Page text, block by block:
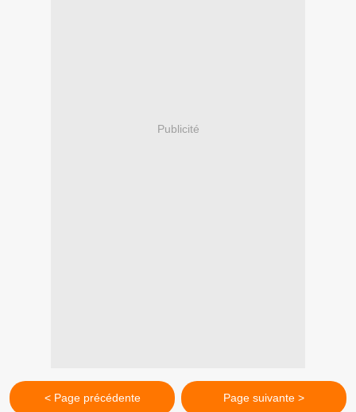
Publicité
< Page précédente Page suivante >